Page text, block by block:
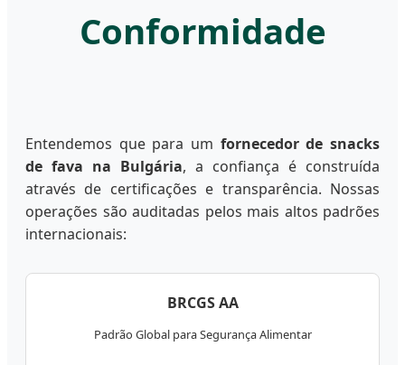
Conformidade
Entendemos que para um fornecedor de snacks
de fava na Bulgária, a confiança é construída
através de certificações e transparência. Nossas
operações são auditadas pelos mais altos padrões
internacionais:
BRCGS AA
Padrão Global para Segurança Alimentar